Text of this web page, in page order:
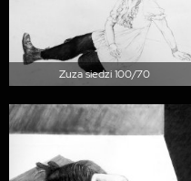
Zuza siedzi 100/70